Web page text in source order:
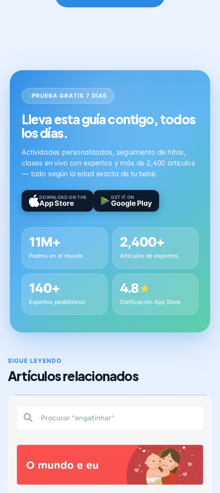
PRUEBA GRATIS 7 DÍAS
Lleva esta guía contigo, todos
los días.
Actividades personalizadas, seguimiento de hitos,
clases en vivo con expertos y más de 2,400 artículos
— todo según la edad exacta de tu bebé.
DOWNLOAD ON THE
App Store
GET IT ON
Google Play
11M+
Padres en el mundo
2,400+
Artículos de expertos
140+
Expertos pediátricos
4.8★
Calificación App Store
SIGUE LEYENDO
Artículos relacionados